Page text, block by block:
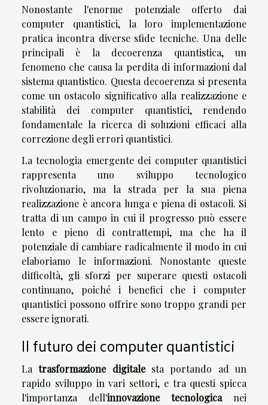
Nonostante l'enorme potenziale offerto dai
computer quantistici, la loro implementazione
pratica incontra diverse sfide tecniche. Una delle
principali è la decoerenza quantistica, un
fenomeno che causa la perdita di informazioni dal
sistema quantistico. Questa decoerenza si presenta
come un ostacolo significativo alla realizzazione e
stabilità dei computer quantistici, rendendo
fondamentale la ricerca di soluzioni efficaci alla
correzione degli errori quantistici.
La tecnologia emergente dei computer quantistici
rappresenta uno sviluppo tecnologico
rivoluzionario, ma la strada per la sua piena
realizzazione è ancora lunga e piena di ostacoli. Si
tratta di un campo in cui il progresso può essere
lento e pieno di contrattempi, ma che ha il
potenziale di cambiare radicalmente il modo in cui
elaboriamo le informazioni. Nonostante queste
difficoltà, gli sforzi per superare questi ostacoli
continuano, poiché i benefici che i computer
quantistici possono offrire sono troppo grandi per
essere ignorati.
Il futuro dei computer quantistici
Latrasformazione digitalesta portando ad un
rapido sviluppo in vari settori, e tra questi spicca
l'importanza dell'innovazione tecnologicanei